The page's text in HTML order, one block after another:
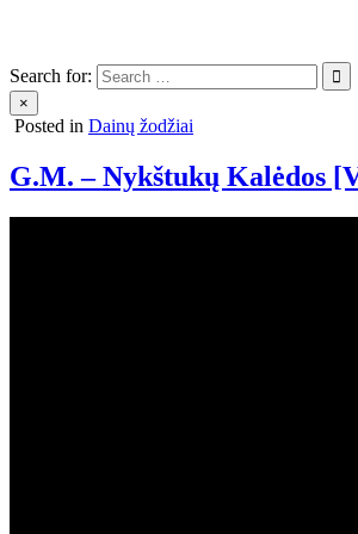
Search for:
×
Posted in Dainų žodžiai
G.M. – Nykštukų Kalėdos